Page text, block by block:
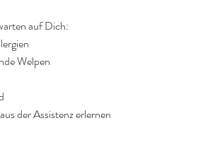
auf Dich:
Welpen
der Assistenz erlernen